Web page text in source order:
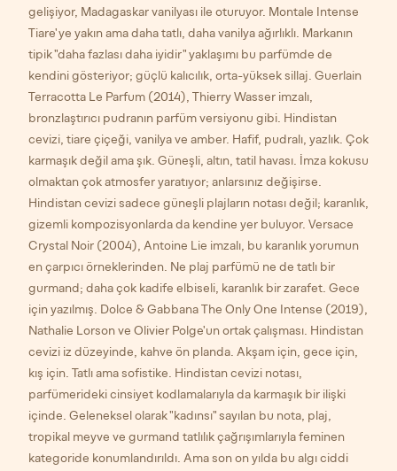
gelişiyor, Madagaskar vanilyası ile oturuyor. Montale Intense
Tiare'ye yakın ama daha tatlı, daha vanilya ağırlıklı. Markanın
tipik "daha fazlası daha iyidir" yaklaşımı bu parfümde de
kendini gösteriyor; güçlü kalıcılık, orta-yüksek sillaj. Guerlain
Terracotta Le Parfum (2014), Thierry Wasser imzalı,
bronzlaştırıcı pudranın parfüm versiyonu gibi. Hindistan
cevizi, tiare çiçeği, vanilya ve amber. Hafif, pudralı, yazlık. Çok
karmaşık değil ama şık. Güneşli, altın, tatil havası. İmza kokusu
olmaktan çok atmosfer yaratıyor; anlarsınız değişirse.
Hindistan cevizi sadece güneşli plajların notası değil; karanlık,
gizemli kompozisyonlarda da kendine yer buluyor. Versace
Crystal Noir (2004), Antoine Lie imzalı, bu karanlık yorumun
en çarpıcı örneklerinden. Ne plaj parfümü ne de tatlı bir
gurmand; daha çok kadife elbiseli, karanlık bir zarafet. Gece
için yazılmış. Dolce & Gabbana The Only One Intense (2019),
Nathalie Lorson ve Olivier Polge'un ortak çalışması. Hindistan
cevizi iz düzeyinde, kahve ön planda. Akşam için, gece için,
kış için. Tatlı ama sofistike. Hindistan cevizi notası,
parfümerideki cinsiyet kodlamalarıyla da karmaşık bir ilişki
içinde. Geleneksel olarak "kadınsı" sayılan bu nota, plaj,
tropikal meyve ve gurmand tatlılık çağrışımlarıyla feminen
kategoride konumlandırıldı. Ama son on yılda bu algı ciddi